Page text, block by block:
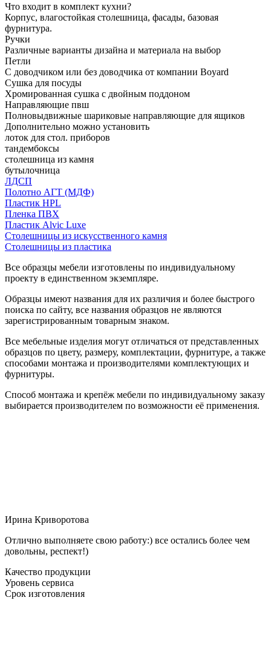
Что входит в комплект кухни?
Корпус, влагостойкая столешница, фасады, базовая
фурнитура.
Ручки
Различные варианты дизайна и материала на выбор
Петли
С доводчиком или без доводчика от компании Boyard
Сушка для посуды
Хромированная сушка с двойным поддоном
Направляющие пвш
Полновыдвижные шариковые направляющие для ящиков
Дополнительно можно установить
лоток для стол. приборов
тандембоксы
столешница из камня
бутылочница
ЛДСП
Полотно АГТ (МДФ)
Пластик HPL
Пленка ПВХ
Пластик Alvic Luxe
Столешницы из искусственного камня
Столешницы из пластика
Все образцы мебели изготовлены по индивидуальному
проекту в единственном экземпляре.
Образцы имеют названия для их различия и более быстрого
поиска по сайту, все названия образцов не являются
зарегистрированным товарным знаком.
Все мебельные изделия могут отличаться от представленных
образцов по цвету, размеру, комплектации, фурнитуре, а также
способами монтажа и производителями комплектующих и
фурнитуры.
Способ монтажа и крепёж мебели по индивидуальному заказу
выбирается производителем по возможности её применения.
Ирина Криворотова
Отлично выполняете свою работу:) все остались более чем
довольны, респект!)
Качество продукции
Уровень сервиса
Срок изготовления